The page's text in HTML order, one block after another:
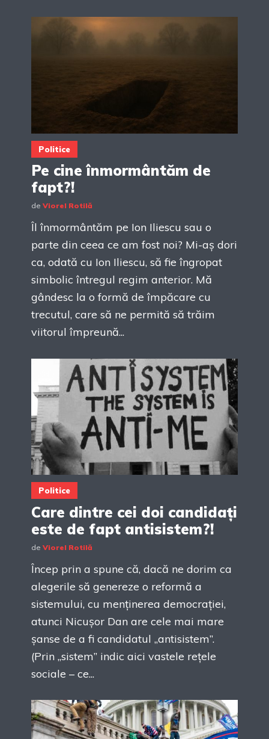
Politice
Pe cine înmormântăm de
fapt?!
de Viorel Rotilă
Îl înmormântăm pe Ion Iliescu sau o
parte din ceea ce am fost noi? Mi-aș dori
ca, odată cu Ion Iliescu, să fie îngropat
simbolic întregul regim anterior. Mă
gândesc la o formă de împăcare cu
trecutul, care să ne permită să trăim
viitorul împreună...
Politice
Care dintre cei doi candidați
este de fapt antisistem?!
de Viorel Rotilă
Încep prin a spune că, dacă ne dorim ca
alegerile să genereze o reformă a
sistemului, cu menținerea democrației,
atunci Nicușor Dan are cele mai mare
șanse de a fi candidatul „antisistem”.
(Prin „sistem” indic aici vastele rețele
sociale – ce...